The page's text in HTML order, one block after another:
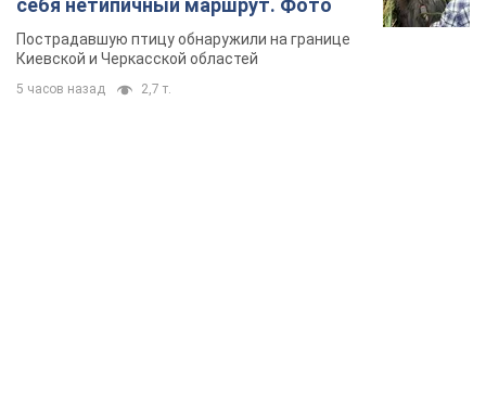
себя нетипичный маршрут. Фото
Пострадавшую птицу обнаружили на границе
Киевской и Черкасской областей
5 часов назад 2,7 т.